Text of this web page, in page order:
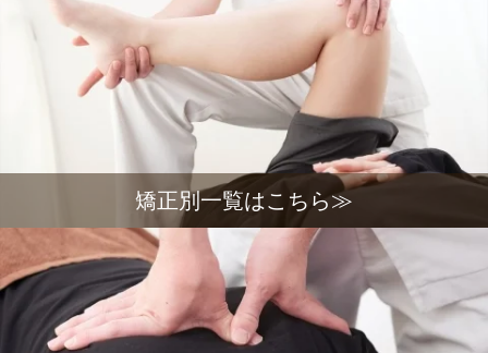
矯正別一覧はこちら≫
HOME メニュー

電話する